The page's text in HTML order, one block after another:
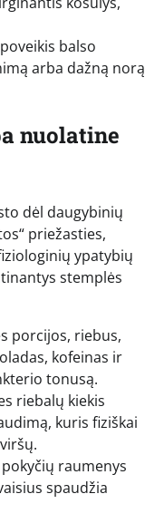
balso
arba dažną norą
nuolatine
dėl daugybinių
priežasties,
ypatybių
stemplės
porcijos, riebus,
kofeinas ir
tonusą.
riebalų kiekis
kuris fiziškai
raumenys
spaudžia